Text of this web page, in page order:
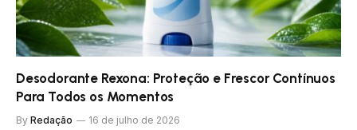
Desodorante Rexona: Proteção e Frescor Contínuos
Para Todos os Momentos
By Redação 16 de julho de 2026